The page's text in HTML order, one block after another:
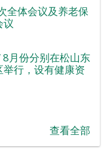
全体会议及养老保
议
8月份分别在松山东
行，设有健康资
查看全部